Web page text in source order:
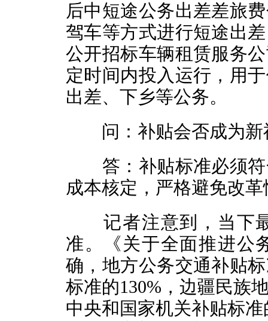
后中短途公务出差差旅
驾车等方式进行短途出
公开招标车辆租赁服务
定时间内投入运行，用
出差、下乡等公务。
问：补贴会否成为新
答：补贴标准必须符
成本核定，严格避免改
记者注意到，当下最
准。《关于全面推进公
确，地方公务交通补贴
标准的130%，边疆民族
中央和国家机关补贴标